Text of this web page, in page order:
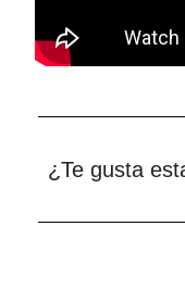
¿Te gusta